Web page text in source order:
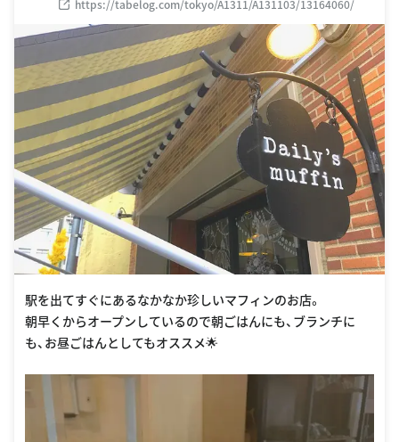
https://tabelog.com/tokyo/A1311/A131103/13164060/
駅を出てすぐにあるなかなか珍しいマフィンのお店。
朝早くからオープンしているので朝ごはんにも、ブランチに
も、お昼ごはんとしてもオススメ🌟